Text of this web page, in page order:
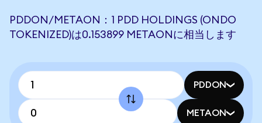
PDDON/METAON：1 PDD HOLDINGS (ONDO
TOKENIZED)は0.153899 METAONに相当します
PDDON
METAON